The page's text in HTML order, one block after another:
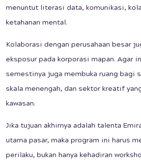
menuntut literasi data, komunikasi,
ketahanan mental.
Kolaborasi dengan perusahaan besar
eksposur pada korporasi mapan. Agar
semestinya juga membuka ruang bagi
skala menengah, dan sektor kreatif
kawasan.
Jika tujuan akhirnya adalah talenta
utama pasar, maka program ini harus
perilaku, bukan hanya kehadiran